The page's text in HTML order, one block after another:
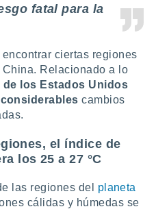
fatal para la
ciertas regiones
Relacionado a lo
los Estados Unidos
cambios
el índice de
los 25 a 27 °C
las regiones del planeta
cálidas y húmedas se